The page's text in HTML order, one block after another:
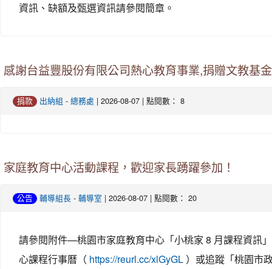
資訊、缺額及甄選資訊請參閱簡章。
感謝台益豐股份有限公司熱心教育事業,捐贈文教基
捐款 出納組 - 總務處 | 2026-08-07 | 點閱數： 8
家庭教育中心活動課程，歡迎家長踴躍參加！
公告 輔導組長 - 輔導室 | 2026-08-07 | 點閱數： 20
請參閱附件—桃園市家庭教育中心「小桃家 8 月課程資訊
心課程行事曆（ https://reurl.cc/xlGyGL ）或追蹤「桃園市